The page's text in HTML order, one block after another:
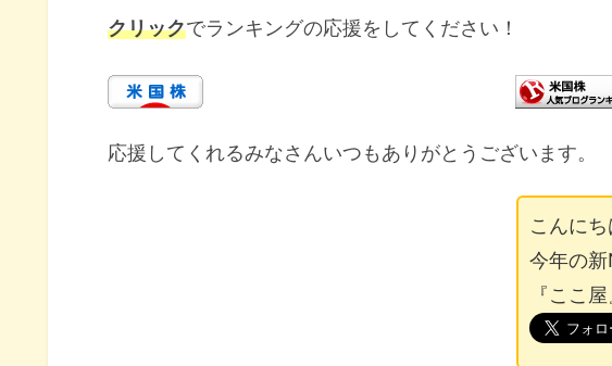
クリックでランキングの応援をしてください！
応援してくれるみなさんいつもありがとうございます。
こんにち
今年の
『ここ